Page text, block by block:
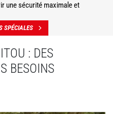
une sécurité maximale et
SPÉCIALES
: DES
BESOINS